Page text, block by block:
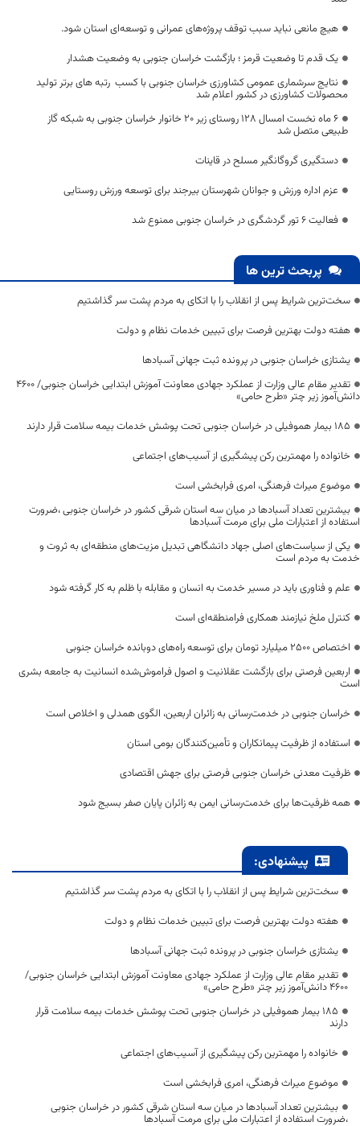
هیچ مانعی نباید سبب توقف پروژه‌های عمرانی و توسعه‌ای استان شود.
یک قدم تا وضعیت قرمز ؛ بازگشت خراسان جنوبی به وضعیت هشدار
نتایج سرشماری عمومی کشاورزی خراسان جنوبی با کسب رتبه های برتر تولید
محصولات کشاورزی در کشور اعلام شد
۶ ماه نخست امسال ۱۲۸ روستای زیر ۲۰ خانوار خراسان جنوبی به شبکه گاز
طبیعی متصل شد
دستگیری گروگانگیر مسلح در قاینات
عزم اداره ورزش و جوانان شهرستان بیرجند برای توسعه ورزش روستایی
فعالیت ۶ تور گردشگری در خراسان جنوبی ممنوع شد
پربحث ترین ها
سخت‌ترین شرایط پس از انقلاب را با اتکای به مردم پشت سر گذاشتیم
هفته دولت بهترین فرصت برای تبیین خدمات نظام و دولت
یشتازی خراسان جنوبی در پرونده ثبت جهانی آسبادها
تقدیر مقام عالی وزارت از عملکرد جهادی معاونت آموزش ابتدایی خراسان جنوبی/ ۴۶۰۰
دانش‌آموز زیر چتر «طرح حامی»
۱۸۵ بیمار هموفیلی در خراسان جنوبی تحت پوشش خدمات بیمه سلامت قرار دارند
خانواده را مهمترین رکن پیشگیری از آسیب‌های اجتماعی
موضوع میراث فرهنگی، امری فرابخشی است
بیشترین تعداد آسبادها در میان سه استان شرقی کشور در خراسان جنوبی ،ضرورت
استفاده از اعتبارات ملی برای مرمت آسبادها
یکی از سیاست‌های اصلی جهاد دانشگاهی تبدیل مزیت‌های منطقه‌ای به ثروت و
خدمت به مردم است
علم و فناوری باید در مسیر خدمت به انسان و مقابله با ظلم به کار گرفته شود
کنترل ملخ نیازمند همکاری فرامنطقه‌ای است
اختصاص 2500 میلیارد تومان برای توسعه راه‌های دوبانده خراسان جنوبی
اربعین فرصتی برای بازگشت عقلانیت و اصول فراموش‌شده انسانیت به جامعه بشری
است
خراسان جنوبی در خدمت‌رسانی به زائران اربعین، الگوی همدلی و اخلاص است
استفاده از ظرفیت پیمانکاران و تأمین‌کنندگان بومی استان
ظرفیت معدنی خراسان جنوبی فرصتی برای جهش اقتصادی
همه ظرفیت‌ها برای خدمت‌رسانی ایمن به زائران پایان صفر بسیج شود
پیشنهادی:
سخت‌ترین شرایط پس از انقلاب را با اتکای به مردم پشت سر گذاشتیم
هفته دولت بهترین فرصت برای تبیین خدمات نظام و دولت
یشتازی خراسان جنوبی در پرونده ثبت جهانی آسبادها
تقدیر مقام عالی وزارت از عملکرد جهادی معاونت آموزش ابتدایی خراسان جنوبی/
۴۶۰۰ دانش‌آموز زیر چتر «طرح حامی»
۱۸۵ بیمار هموفیلی در خراسان جنوبی تحت پوشش خدمات بیمه سلامت قرار
دارند
خانواده را مهمترین رکن پیشگیری از آسیب‌های اجتماعی
موضوع میراث فرهنگی، امری فرابخشی است
بیشترین تعداد آسبادها در میان سه استان شرقی کشور در خراسان جنوبی
،ضرورت استفاده از اعتبارات ملی برای مرمت آسبادها